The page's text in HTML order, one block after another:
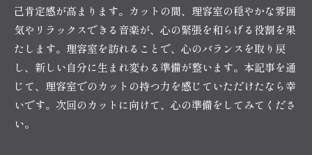
己肯定感が高まります。カットの間、理容室の穏やかな雰囲
気やリラックスできる音楽が、心の緊張を和らげる役割を果
たします。理容室を訪れることで、心のバランスを取り戻
し、新しい自分に生まれ変わる準備が整います。本記事を通
じて、理容室でのカットの持つ力を感じていただけたなら幸
いです。次回のカットに向けて、心の準備をしてみてくださ
い。